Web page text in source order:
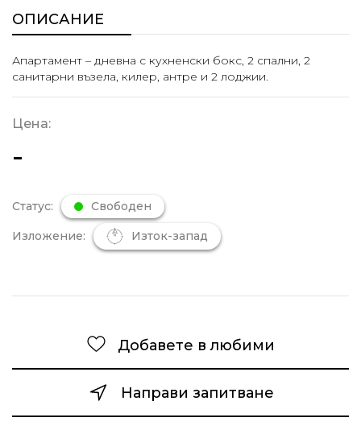
ОПИСАНИЕ
Апартамент – дневна с кухненски бокс, 2 спални, 2
санитарни възела, килер, антре и 2 лоджии.
Цена:
-
Статус: Свободен
Изложение: Изток-запад
Добавете в любими
Направи запитване